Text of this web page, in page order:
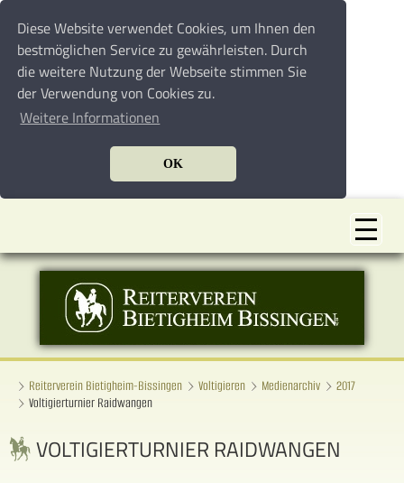
Diese Website verwendet Cookies, um Ihnen den
bestmöglichen Service zu gewährleisten. Durch
die weitere Nutzung der Webseite stimmen Sie
der Verwendung von Cookies zu.
Weitere Informationen
OK
Reiterverein Bietigheim-Bissingen Voltigieren Medienarchiv
2017
Voltigierturnier Raidwangen
VOLTIGIERTURNIER RAIDWANGEN